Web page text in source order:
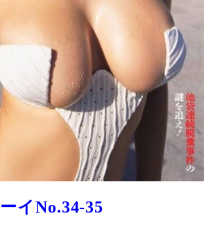
イNo.34-35